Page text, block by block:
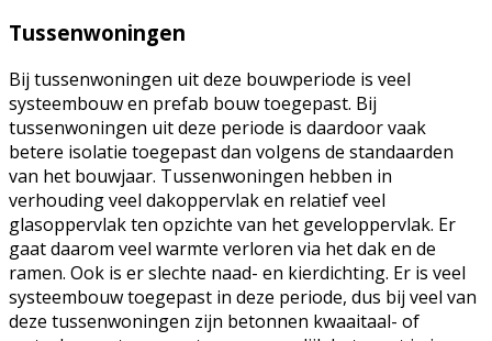
Tussenwoningen
Bij tussenwoningen uit deze bouwperiode is veel
systeembouw en prefab bouw toegepast. Bij
tussenwoningen uit deze periode is daardoor vaak
betere isolatie toegepast dan volgens de standaarden
van het bouwjaar. Tussenwoningen hebben in
verhouding veel dakoppervlak en relatief veel
glasoppervlak ten opzichte van het geveloppervlak. Er
gaat daarom veel warmte verloren via het dak en de
ramen. Ook is er slechte naad- en kierdichting. Er is veel
systeembouw toegepast in deze periode, dus bij veel van
deze tussenwoningen zijn betonnen kwaaitaal- of